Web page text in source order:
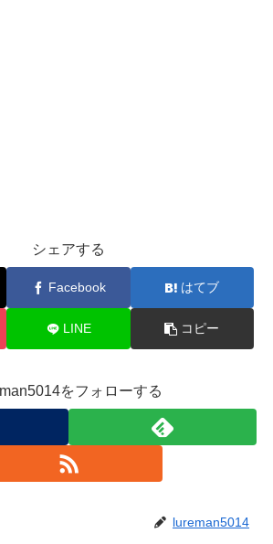
シェアする
Facebook はてブ
LINE コピー
をフォローする
lureman5014